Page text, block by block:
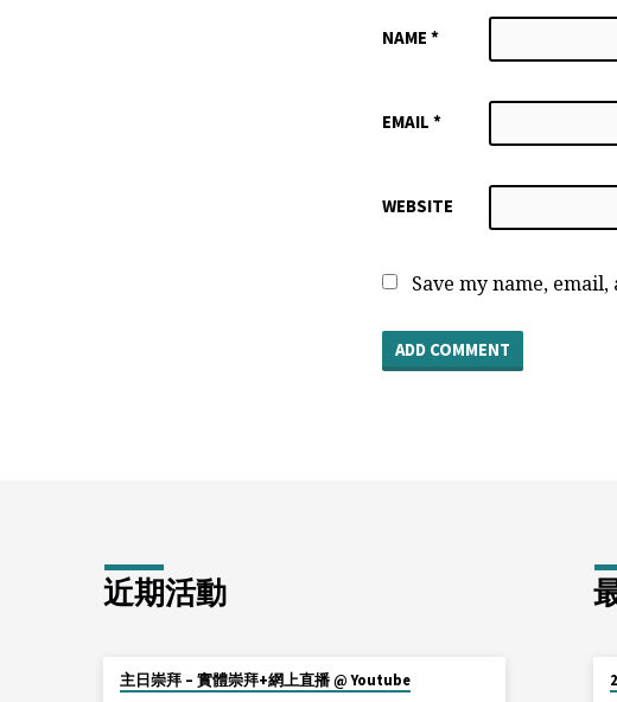
NAME *
EMAIL *
WEBSITE
Save my name,
近期活動
主日崇拜 – 實體崇拜+網上直播 @ Youtube